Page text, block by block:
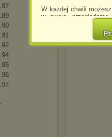
W każdej chwili
w swojej
Jednocześnie
spowodować
.87
.89
.90
.91
.92
.94
.95
.96
.97